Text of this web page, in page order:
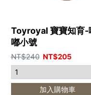
Toyroyal 寶寶知育-
嘟小號
NT$240 NT$205
加入購物車